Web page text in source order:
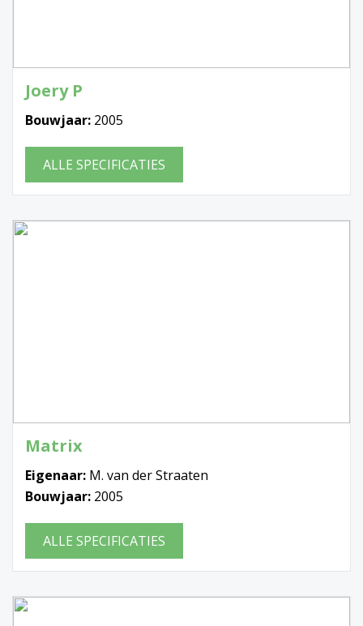
Joery P
Bouwjaar: 2005
ALLE SPECIFICATIES
Matrix
Eigenaar: M. van der Straaten
Bouwjaar: 2005
ALLE SPECIFICATIES